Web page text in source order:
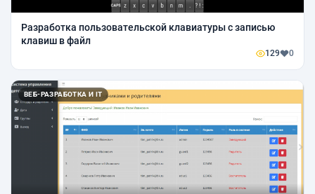
Разработка пользовательской клавиатуры с записью
клавиш в файл
129 0
ВЕБ-РАЗРАБОТКА И IT